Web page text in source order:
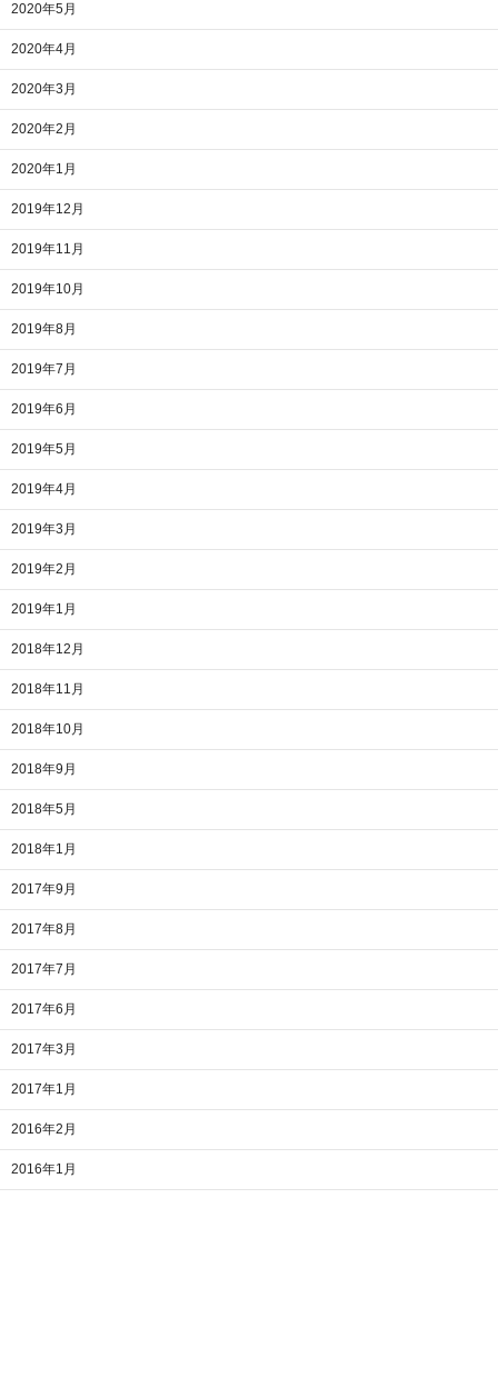
2020年5月
2020年4月
2020年3月
2020年2月
2020年1月
2019年12月
2019年11月
2019年10月
2019年8月
2019年7月
2019年6月
2019年5月
2019年4月
2019年3月
2019年2月
2019年1月
2018年12月
2018年11月
2018年10月
2018年9月
2018年5月
2018年1月
2017年9月
2017年8月
2017年7月
2017年6月
2017年3月
2017年1月
2016年2月
2016年1月